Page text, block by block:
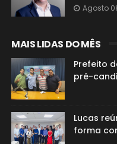
Agosto
MAIS LIDAS DO MÊS
Prefeito
pré-
Lucas
forma